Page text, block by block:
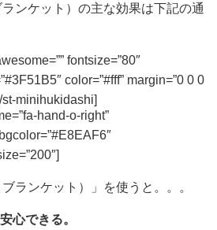
ンケット）の主な効果は下記の通
fontsize=”80″
color=”#fff” margin=”0 0 0
minihukidashi]
hand-o-right”
ランケット）」を使うと。。。
心できる。